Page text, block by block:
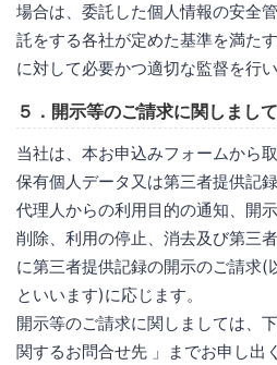
場合は、委託した個人情報の安全
託をする各社が定めた基準を満た
に対して必要かつ適切な監督を行い
５．開示等のご請求に関しまして
当社は、本お申込みフォームから
保有個人データ又は第三者提供記
代理人からの利用目的の通知、開
削除、利用の停止、消去及び第三
に第三者提供記録の開示のご請求(
といいます)に応じます。
開示等のご請求に関しましては、
関するお問合せ先 」までお申し出